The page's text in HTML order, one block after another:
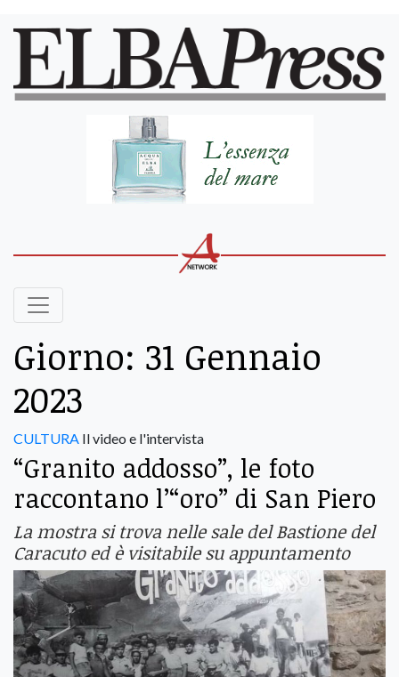
Giorno: 31 Gennaio
2023
CULTURA Il video e l'intervista
“Granito addosso”, le foto
raccontano l’“oro” di San Piero
La mostra si trova nelle sale del Bastione del
Caracuto ed è visitabile su appuntamento